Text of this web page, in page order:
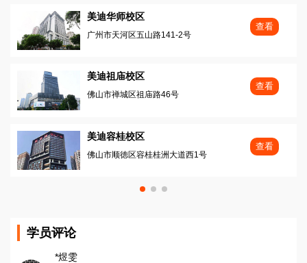
美迪华师校区
广州市天河区五山路141-2号
查看
美迪祖庙校区
佛山市禅城区祖庙路46号
查看
美迪容桂校区
佛山市顺徳区容桂桂洲大道西1号
查看
学员评论
*煜雯